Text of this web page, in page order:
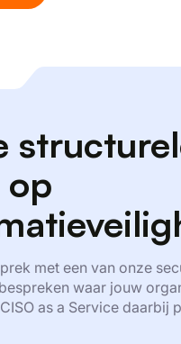
op
met een van onze
waar jouw
as a Service daarbij